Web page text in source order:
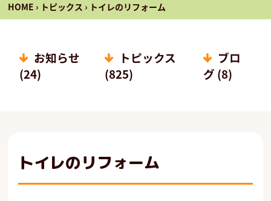
HOME › トピックス › トイレのリフォーム
お知らせ
(24)
トピックス
(825)
ブロ
グ (8)
トイレのリフォーム